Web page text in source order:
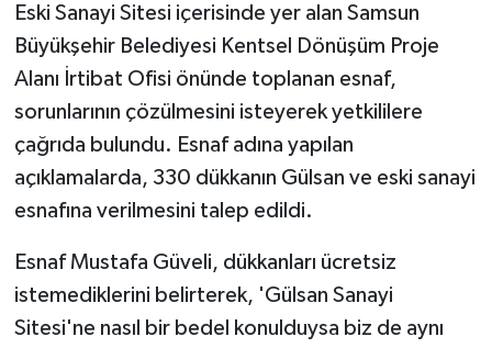
Eski Sanayi Sitesi içerisinde yer alan Samsun
Büyükşehir Belediyesi Kentsel Dönüşüm Proje
Alanı İrtibat Ofisi önünde toplanan esnaf,
sorunlarının çözülmesini isteyerek yetkililere
çağrıda bulundu. Esnaf adına yapılan
açıklamalarda, 330 dükkanın Gülsan ve eski sanayi
esnafına verilmesini talep edildi.
Esnaf Mustafa Güveli, dükkanları ücretsiz
istemediklerini belirterek, 'Gülsan Sanayi
Sitesi'ne nasıl bir bedel konulduysa biz de aynı